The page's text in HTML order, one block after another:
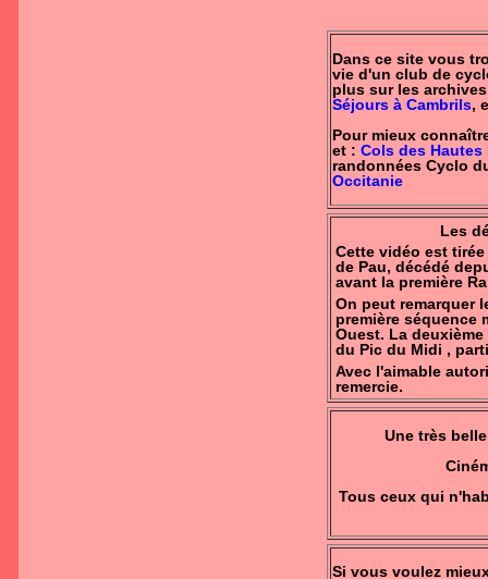
Dans ce site vous
vie d'un club de
plus sur les
Séjours à Cambrils,
Pour mieux
et : Cols des Hautes
randonnées Cyclo
Occitanie
Les
Cette vidéo est
de Pau, décédé
avant la première
On peut remarquer
première séquence
Ouest. La
du Pic du Midi ,
Avec l'aimable
remercie.
Une très
Tous ceux qui
Si vous voulez